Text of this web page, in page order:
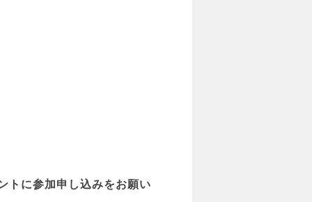
トに参加申し込みをお願い